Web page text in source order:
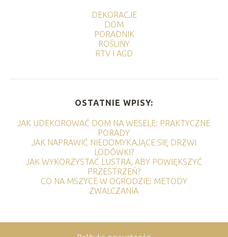
DEKORACJE
DOM
PORADNIK
ROŚLINY
RTV I AGD
OSTATNIE WPISY:
JAK UDEKOROWAĆ DOM NA WESELE: PRAKTYCZNE
PORADY
JAK NAPRAWIĆ NIEDOMYKAJĄCE SIĘ DRZWI
LODÓWKI?
JAK WYKORZYSTAĆ LUSTRA, ABY POWIĘKSZYĆ
PRZESTRZEŃ?
CO NA MSZYCE W OGRODZIE: METODY
ZWALCZANIA